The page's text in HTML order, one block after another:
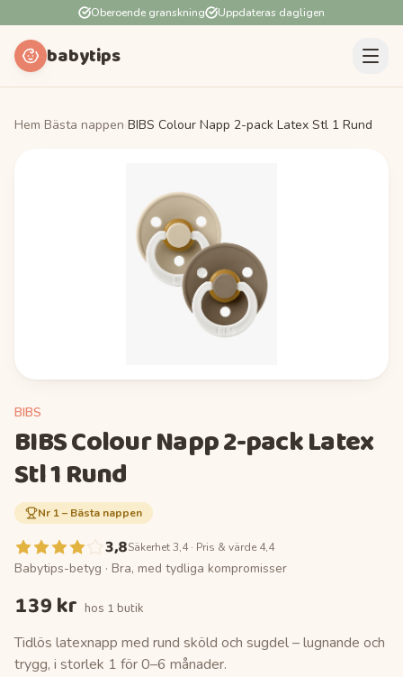
Oberoende granskning Uppdateras dagligen
babytips
Hem Bästa nappen BIBS Colour Napp 2-pack Latex Stl 1 Rund
BIBS
BIBS Colour Napp 2-pack Latex
Stl 1 Rund
Nr 1– Bästa nappen
3,8Säkerhet 3,4 · Pris & värde 4,4
Babytips-betyg · Bra, med tydliga kompromisser
139 kr hos 1 butik
Tidlös latexnapp med rund sköld och sugdel – lugnande och
trygg, i storlek 1 för 0–6 månader.